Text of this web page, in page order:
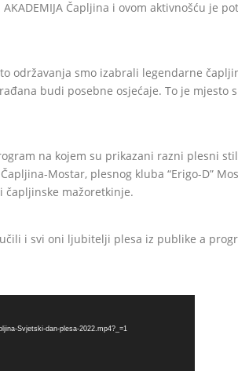
Čapljina i ovom aktivnošću je
održavanja smo izabrali legendarne
budi posebne osjećaje. To je mjesto
na kojem su prikazani razni plesni
Mostar, plesnog kluba “Erigo-D”
i čapljinske mažoretkinje.
i svi oni ljubitelji plesa iz publike a
Svjetski-dan-plesa-2022.mp4?_=1